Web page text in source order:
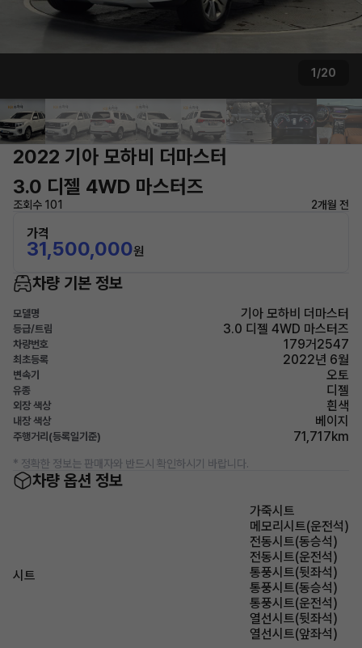
1/20
2022 기아 모하비 더마스터
3.0 디젤 4WD 마스터즈
조회수 101 2개월 전
가격
31,500,000원
차량 기본 정보
모델명 기아 모하비 더마스터
등급/트림 3.0 디젤 4WD 마스터즈
차량번호 179거2547
최초등록 2022년 6월
변속기 오토
유종 디젤
외장 색상 흰색
내장 색상 베이지
주행거리(등록일기준) 71,717km
* 정확한 정보는 판매자와 반드시 확인하시기 바랍니다.
차량 옵션 정보
시트
가죽시트
메모리시트(운전석)
전동시트(동승석)
전동시트(운전석)
통풍시트(뒷좌석)
통풍시트(동승석)
통풍시트(운전석)
열선시트(뒷좌석)
열선시트(앞좌석)